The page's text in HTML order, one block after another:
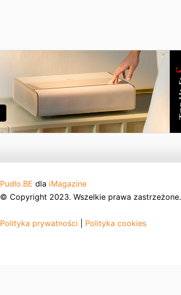
Pudło.BE dla iMagazine
© Copyright 2023. Wszelkie prawa zastrzeżone.
Polityka prywatności Polityka cookies